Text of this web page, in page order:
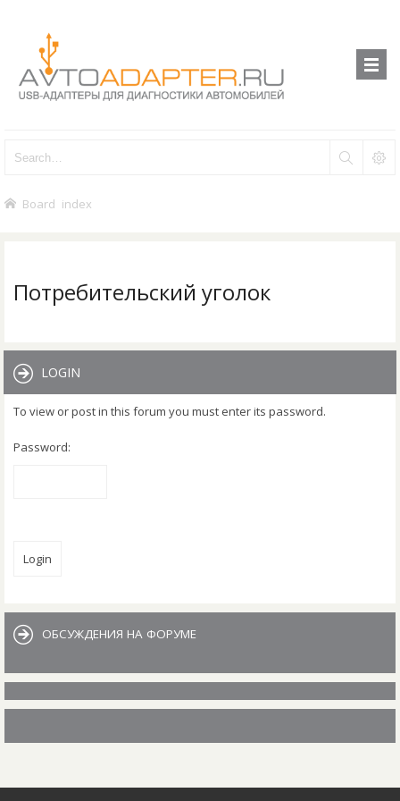
Board index
Потребительский уголок
LOGIN
To view or post in this forum you must enter its password.
Password:
ОБСУЖДЕНИЯ НА ФОРУМЕ